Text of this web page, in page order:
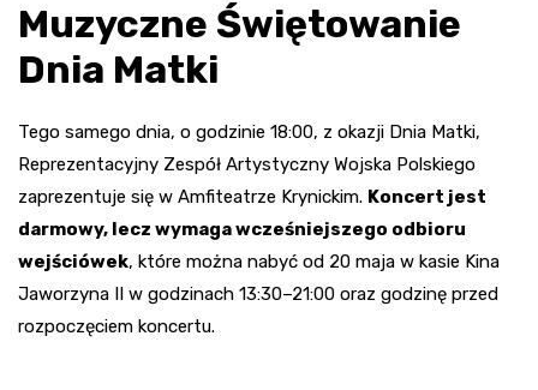
Muzyczne Świętowanie
Dnia Matki
Tego samego dnia, o godzinie 18:00, z okazji Dnia Matki,
Reprezentacyjny Zespół Artystyczny Wojska Polskiego
zaprezentuje się w Amfiteatrze Krynickim. Koncert jest
darmowy, lecz wymaga wcześniejszego odbioru
wejściówek, które można nabyć od 20 maja w kasie Kina
Jaworzyna II w godzinach 13:30–21:00 oraz godzinę przed
rozpoczęciem koncertu.